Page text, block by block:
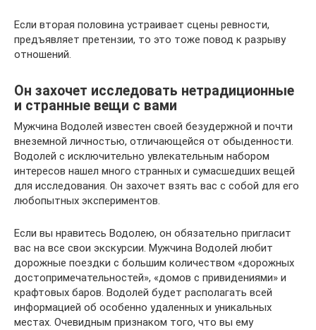
Если вторая половина устраивает сцены ревности,
предъявляет претензии, то это тоже повод к разрыву
отношений.
Он захочет исследовать нетрадиционные
и странные вещи с вами
Мужчина Водолей известен своей безудержной и почти
внеземной личностью, отличающейся от обыденности.
Водолей с исключительно увлекательным набором
интересов нашел много странных и сумасшедших вещей
для исследования. Он захочет взять вас с собой для его
любопытных экспериментов.
Если вы нравитесь Водолею, он обязательно пригласит
вас на все свои экскурсии. Мужчина Водолей любит
дорожные поездки с большим количеством «дорожных
достопримечательностей», «домов с привидениями» и
крафтовых баров. Водолей будет располагать всей
информацией об особенно удаленных и уникальных
местах. Очевидным признаком того, что вы ему